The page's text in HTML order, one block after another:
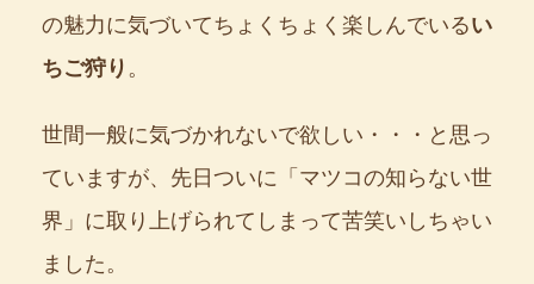
の魅力に気づいてちょくちょく楽しんでいるい
ちご狩り 。
世間一般に気づかれないで欲しい・・・と思っ
ていますが、先日ついに「マツコの知らない世
界」に取り上げられてしまって苦笑いしちゃい
ました。